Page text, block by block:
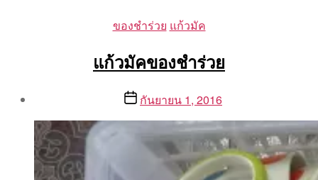
Categories
ของชำร่วย แก้วมัค
แก้วมัคของชำร่วย
By
Aea
Postกันยายน 1, 2016